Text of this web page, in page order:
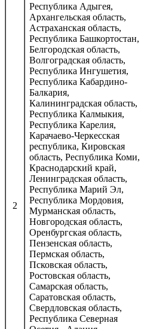
2
Республика Адыгея,
Архангельская область,
Астраханская область,
Республика Башкортостан,
Белгородская область,
Волгоградская область,
Республика Ингушетия,
Республика Кабардино-
Балкария,
Калининградская область,
Республика Калмыкия,
Республика Карелия,
Карачаево-Черкесская
республика, Кировская
область, Республика Коми,
Краснодарский край,
Ленинградская область,
Республика Марий Эл,
Республика Мордовия,
Мурманская область,
Новгородская область,
Оренбургская область,
Пензенская область,
Пермская область,
Псковская область,
Ростовская область,
Самарская область,
Саратовская область,
Свердловская область,
Республика Северная